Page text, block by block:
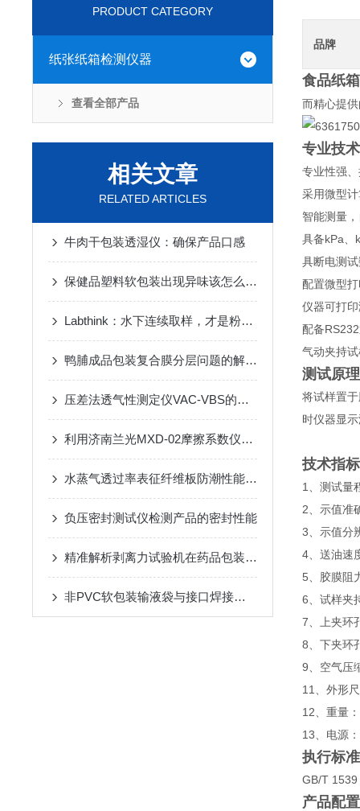
PRODUCT CATEGORY
纸张纸箱检测仪器
查看全部产品
相关文章
RELATED ARTICLES
牛肉干包装透湿仪：确保产品口感
保健品塑料软包装出现异味该怎么办？
Labthink：水下连续取样，才是粉针剂西林瓶残氧测试成功的关键
鸭脯成品包装复合膜分层问题的解决控制方法
压差法透气性测定仪VAC-VBS的使用注意事项
利用济南兰光MXD-02摩擦系数仪检测导尿管表面摩擦系数
水蒸气透过率表征纤维板防潮性能的方法介绍
负压密封测试仪检测产品的密封性能
精准解析剥离力试验机在药品包装检测中的技术应用
非PVC软包装输液袋与接口焊接的质量研究与检测
品牌
食品纸
而精心提
专业技
专业性强
采用微型
智能测量
具备kPa、
具断电测
配置微型
仪器可打
配备
气动夹持
测试原
将试样置
时仪器显
技术指
1、测试量
2、示值准
3、示值分
4、送油速
5、胶膜阻
6、试样夹
7、上夹环
8、下夹环
9、空气压
11、外形
12、重量
13、电源
执行标
GB/T
产品配